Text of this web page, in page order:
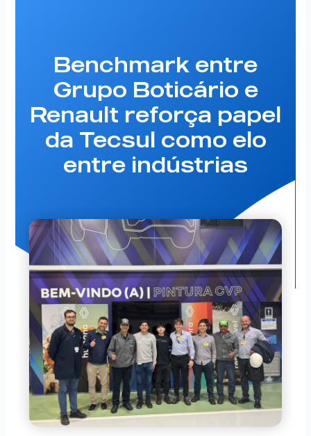
Benchmark entre
Grupo Boticário e
Renault reforça papel
da Tecsul como elo
entre indústrias